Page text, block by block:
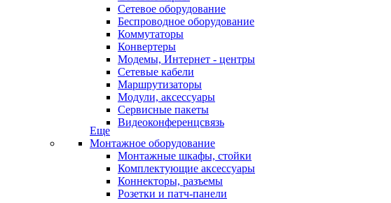
Сетевое оборудование
Беспроводное оборудование
Коммутаторы
Конвертеры
Модемы, Интернет - центры
Сетевые кабели
Маршрутизаторы
Модули, аксессуары
Сервисные пакеты
Видеоконференцсвязь
Еще
Монтажное оборудование
Монтажные шкафы, стойки
Комплектующие аксессуары
Коннекторы, разъемы
Розетки и патч-панели